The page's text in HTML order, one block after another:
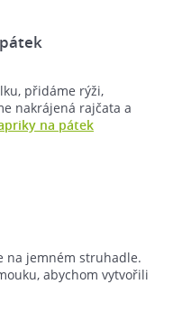
přidáme rýži,
nakrájená rajčata a
na pátek
na jemném struhadle.
abychom vytvořili